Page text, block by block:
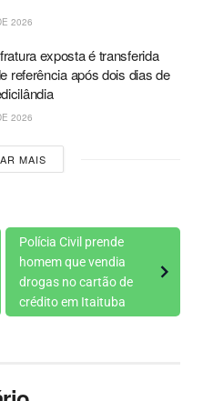
2026
exposta é transferida
referência após dois dias de
2026
MAIS
Polícia Civil prende
homem que vendia
drogas no cartão de
crédito em Itaituba